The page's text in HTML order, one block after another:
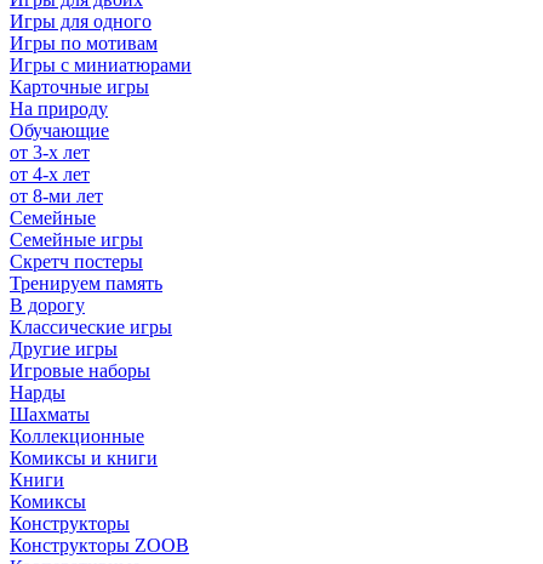
Игры для одного
Игры по мотивам
Игры с миниатюрами
Карточные игры
На природу
Обучающие
от 3-х лет
от 4-х лет
от 8-ми лет
Семейные
Семейные игры
Скретч постеры
Тренируем память
В дорогу
Классические игры
Другие игры
Игровые наборы
Нарды
Шахматы
Коллекционные
Комиксы и книги
Книги
Комиксы
Конструкторы
Конструкторы ZOOB